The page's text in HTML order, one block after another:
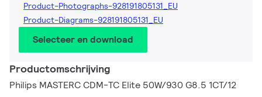
Product-Photographs-928191805131_EU
Product-Diagrams-928191805131_EU
Selecteer en download
Productomschrijving
Philips MASTERC CDM-TC Elite 50W/930 G8.5 1CT/12